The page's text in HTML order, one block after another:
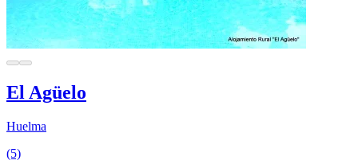
El Agüelo
Huelma
(5)